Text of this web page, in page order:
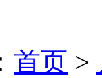
首页 >